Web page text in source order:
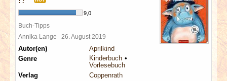
9,0
Buch-Tipps
Annika Lange 26. August 2019
Autor(en)
Aprilkind
Genre
Kinderbuch
Vorlesebuch
Verlag
Coppenrath